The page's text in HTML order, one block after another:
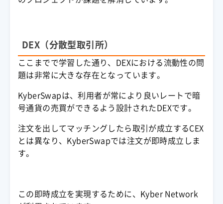
DEX（分散型取引所）
ここまでで学習した通り、 DEXにおける流動性の問
題は非常に大きな存在となっています。
KyberSwapは、利用者が常により良いレートで暗
号通貨の売買ができるよう設計されたDEXです。
注文を出してマッチングしたら取引が成立するCEX
とは異なり、KyberSwapでは注文が即時成立しま
す。
この即時成立を実現するために、Kyber Network